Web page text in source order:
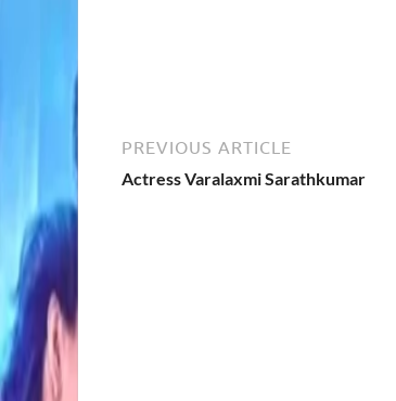
PREVIOUS ARTICLE
Actress Varalaxmi Sarathkumar